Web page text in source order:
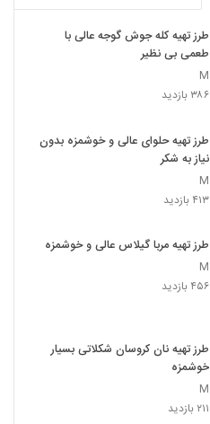
طرز تهیه کله جوش گوجه عالی با
طعمی بی نظیر
M
۳۸۶ بازدید
طرز تهیه حلوای عالی و خوشمزه بدون
نیاز به شکر
M
۴۱۳ بازدید
طرز تهیه مربا گیلاس عالی و خوشمزه
M
۴۵۶ بازدید
طرز تهیه نان کروسان شکلاتی بسیار
خوشمزه
M
۲۱۱ بازدید